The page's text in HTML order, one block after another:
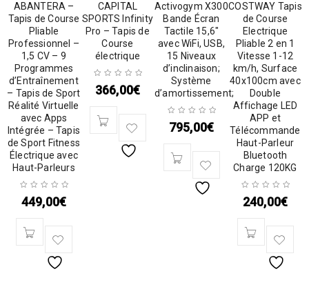
ABANTERA –
Tapis de Course
Pliable
Professionnel –
1,5 CV – 9
Programmes
d’Entraînement
– Tapis de Sport
Réalité Virtuelle
avec Apps
Intégrée – Tapis
de Sport Fitness
Électrique avec
Haut-Parleurs
449,00€
CAPITAL
SPORTS Infinity
Pro – Tapis de
Course
électrique
366,00€
Activogym X300
Bande Écran
Tactile 15,6″
avec WiFi, USB,
15 Niveaux
d’inclinaison;
Système
d’amortissement;
795,00€
COSTWAY Tapis
de Course
Electrique
Pliable 2 en 1
Vitesse 1-12
km/h, Surface
40x100cm avec
Double
Affichage LED
APP et
Télécommande
Haut-Parleur
Bluetooth
Charge 120KG
240,00€